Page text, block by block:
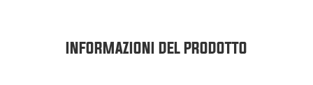
INFORMAZIONI DEL PRODOTTO